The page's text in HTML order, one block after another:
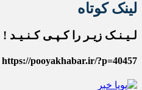
لینک کوتاه
لـیـنـک زیـر را کـپـی کـنـیـد !
https://pooyakhabar.ir/?p=40457